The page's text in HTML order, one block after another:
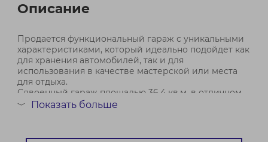
Описание
Продается функциональный гараж с уникальными
характеристиками, который идеально подойдет как
для хранения автомобилей, так и для
использования в качестве мастерской или места
для отдыха.
Сдвоенный гараж площадью 36.4 кв.м. в отличном
состоянии, расположенный в самом центре
﹀ Показать больше